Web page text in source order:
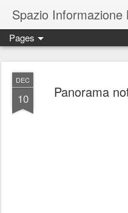
Spazio Informazione
Escursioni, viaggi, arte,
Pages
DEC
10 Panorama